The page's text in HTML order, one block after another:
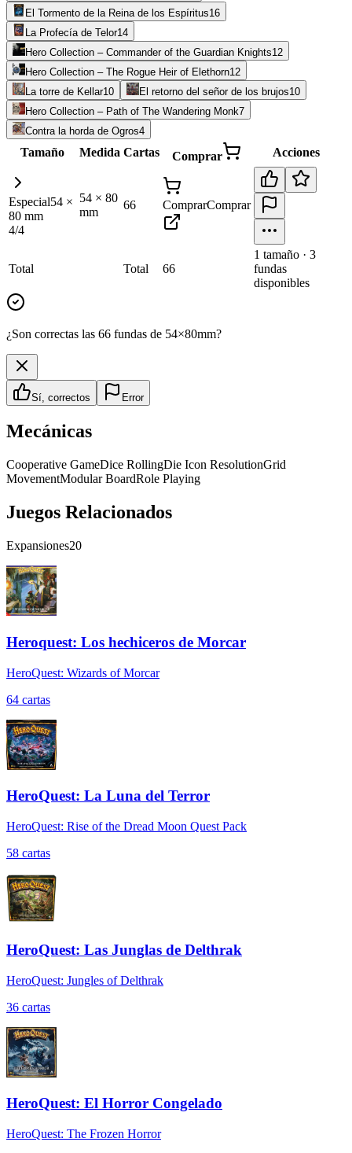
El Tormento de la Reina de los Espíritus16
La Profecía de Telor14
Hero Collection – Commander of the Guardian Knights12
Hero Collection – The Rogue Heir of Elethorn12
La torre de Kellar10 El retorno del señor de los brujos10
Hero Collection – Path of The Wandering Monk7
Contra la horda de Ogros4
Tamaño Medida Cartas Comprar Acciones
Especial54 ×
80 mm
4/4
54 × 80
mm
66 ComprarComprar
Total Total 66
1 tamaño · 3
fundas
disponibles
¿Son correctas las 66 fundas de 54×80mm?
Sí, correctos Error
Mecánicas
Cooperative GameDice RollingDie Icon ResolutionGrid
MovementModular BoardRole Playing
Juegos Relacionados
Expansiones20
Heroquest: Los hechiceros de Morcar
HeroQuest: Wizards of Morcar
64 cartas
HeroQuest: La Luna del Terror
HeroQuest: Rise of the Dread Moon Quest Pack
58 cartas
HeroQuest: Las Junglas de Delthrak
HeroQuest: Jungles of Delthrak
36 cartas
HeroQuest: El Horror Congelado
HeroQuest: The Frozen Horror